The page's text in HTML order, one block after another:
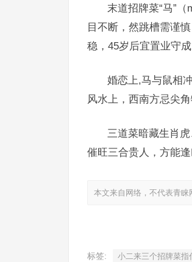
末道招牌菜“马”
目不断，然跳槽需谨
稳，45岁后宜置业守成
婚恋上,马与鼠相
风水上，西南方忌尖
三道菜暗藏生肖
催旺三合贵人，方能逢
本文来自网络，不代表青睐
标签: 小二来三个招牌菜指